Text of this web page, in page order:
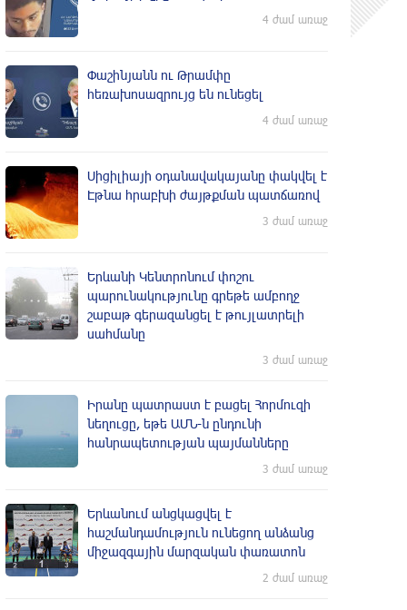
4 ժամ առաջ
Փաշինյանն ու Թրամփը
հեռախոսազրույց են ունեցել
4 ժամ առաջ
Սիցիլիայի օդանավակայանը փակվել է
Էթնա հրաբխի ժայթքման պատճառով
3 ժամ առաջ
Երևանի Կենտրոնում փոշու
պարունակությունը գրեթե ամբողջ
շաբաթ գերազանցել է թույլատրելի
սահմանը
3 ժամ առաջ
Իրանը պատրաստ է բացել Հորմուզի
նեղուցը, եթե ԱՄՆ-ն ընդունի
հանրապետության պայմանները
3 ժամ առաջ
Երևանում անցկացվել է
հաշմանդամություն ունեցող անձանց
միջազգային մարզական փառատոն
2 ժամ առաջ